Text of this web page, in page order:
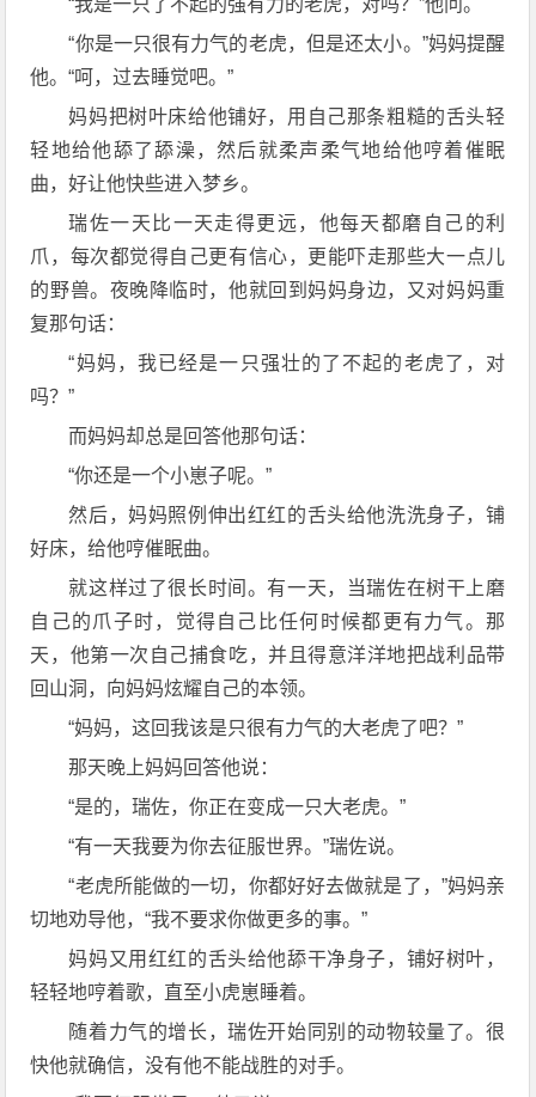
“我是一只了不起的强有力的老虎，对吗？”他问。
“你是一只很有力气的老虎，但是还太小。”妈妈提醒
他。“呵，过去睡觉吧。”
妈妈把树叶床给他铺好，用自己那条粗糙的舌头轻
轻地给他舔了舔澡，然后就柔声柔气地给他哼着催眠
曲，好让他快些进入梦乡。
瑞佐一天比一天走得更远，他每天都磨自己的利
爪，每次都觉得自己更有信心，更能吓走那些大一点儿
的野兽。夜晚降临时，他就回到妈妈身边，又对妈妈重
复那句话：
“妈妈，我已经是一只强壮的了不起的老虎了，对
吗？”
而妈妈却总是回答他那句话：
“你还是一个小崽子呢。”
然后，妈妈照例伸出红红的舌头给他洗洗身子，铺
好床，给他哼催眠曲。
就这样过了很长时间。有一天，当瑞佐在树干上磨
自己的爪子时，觉得自己比任何时候都更有力气。那
天，他第一次自己捕食吃，并且得意洋洋地把战利品带
回山洞，向妈妈炫耀自己的本领。
“妈妈，这回我该是只很有力气的大老虎了吧？”
那天晚上妈妈回答他说：
“是的，瑞佐，你正在变成一只大老虎。”
“有一天我要为你去征服世界。”瑞佐说。
“老虎所能做的一切，你都好好去做就是了，”妈妈亲
切地劝导他，“我不要求你做更多的事。”
妈妈又用红红的舌头给他舔干净身子，铺好树叶，
轻轻地哼着歌，直至小虎崽睡着。
随着力气的增长，瑞佐开始同别的动物较量了。很
快他就确信，没有他不能战胜的对手。